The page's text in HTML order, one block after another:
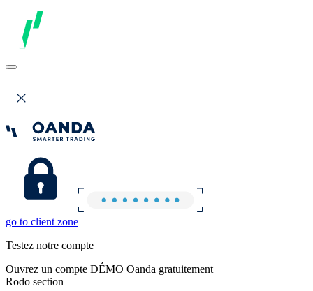
go to client zone
Testez notre compte
Ouvrez un compte DÉMO Oanda gratuitement
Rodo section